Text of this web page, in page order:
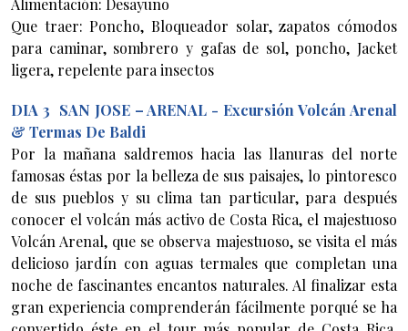
Alimentación: Desayuno
Que traer: Poncho, Bloqueador solar, zapatos cómodos
para caminar, sombrero y gafas de sol, poncho, Jacket
ligera, repelente para insectos
DIA 3 SAN JOSE – ARENAL - Excursión Volcán Arenal
& Termas De Baldi
Por la mañana saldremos hacia las llanuras del norte
famosas éstas por la belleza de sus paisajes, lo pintoresco
de sus pueblos y su clima tan particular, para después
conocer el volcán más activo de Costa Rica, el majestuoso
Volcán Arenal, que se observa majestuoso, se visita el más
delicioso jardín con aguas termales que completan una
noche de fascinantes encantos naturales. Al finalizar esta
gran experiencia comprenderán fácilmente porqué se ha